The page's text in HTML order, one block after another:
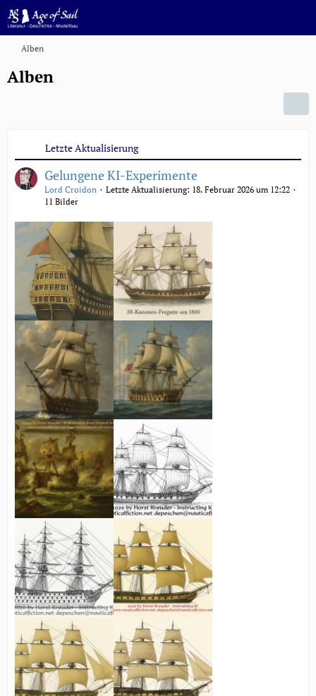
Alben
Alben
Letzte Aktualisierung
Gelungene KI-Experimente
Lord Croidon Letzte Aktualisierung: 18. Februar 2026 um 12:22
11 Bilder